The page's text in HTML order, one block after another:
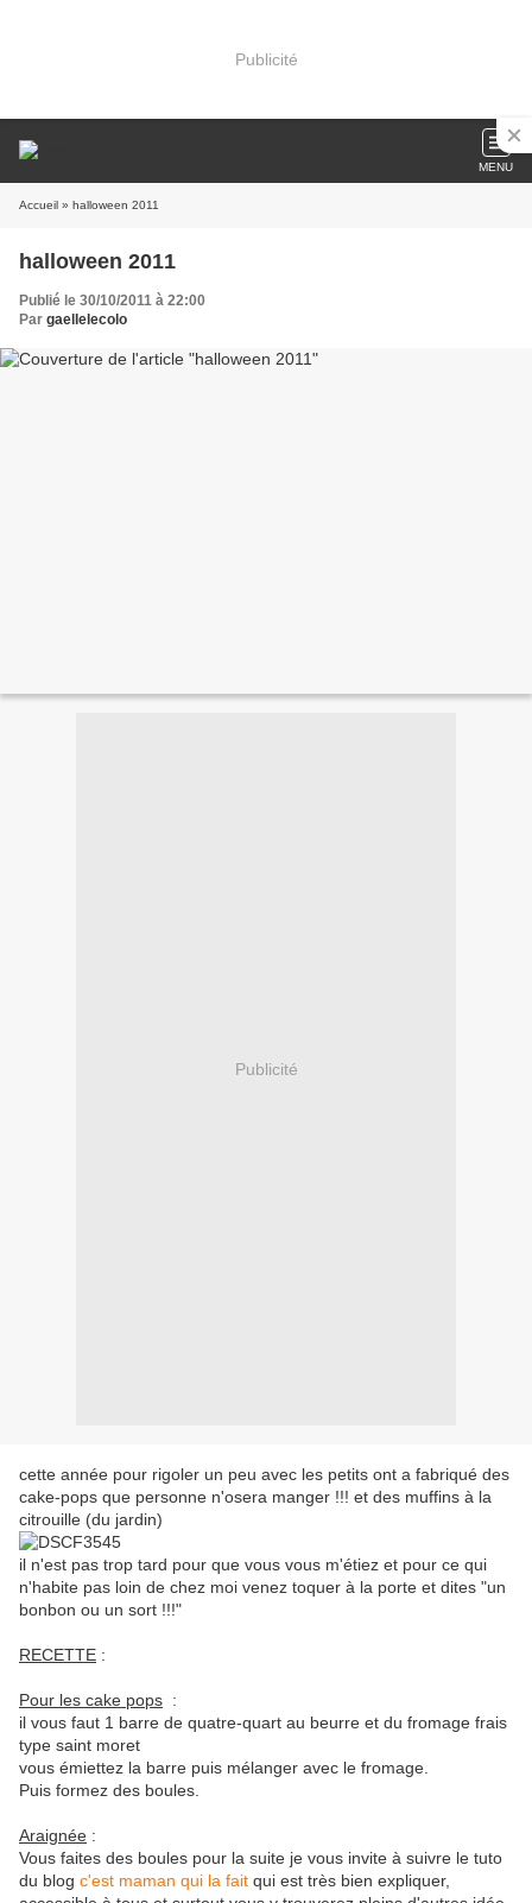
Publicité
MENU
Accueil » halloween 2011
halloween 2011
Publié le 30/10/2011 à 22:00
Par gaellelecolo
Publicité
cette année pour rigoler un peu avec les petits ont a fabriqué des
cake-pops que personne n'osera manger !!! et des muffins à la
citrouille (du jardin)
il n'est pas trop tard pour que vous vous m'étiez et pour ce qui
n'habite pas loin de chez moi venez toquer à la porte et dites "un
bonbon ou un sort !!!"
RECETTE :
Pour les cake pops :
il vous faut 1 barre de quatre-quart au beurre et du fromage frais
type saint moret
vous émiettez la barre puis mélanger avec le fromage.
Puis formez des boules.
Araignée :
Vous faites des boules pour la suite je vous invite à suivre le tuto
du blog c'est maman qui la fait qui est très bien expliquer,